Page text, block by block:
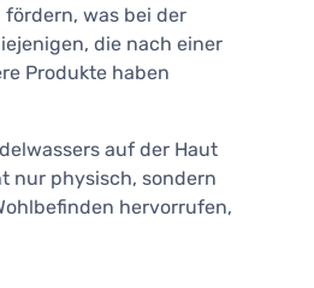
fördern, was bei der
die nach einer
Produkte haben
auf der Haut
nur physisch, sondern
hervorrufen,